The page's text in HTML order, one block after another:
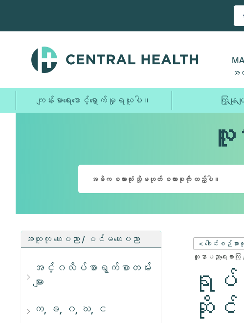
သို့
ပါ။
အ
ကျန်းမာရေးစောင့်ရှောက်မှုရယူပါ။ ကြှနျု
လူ
အထူးကု ဆေးပညာ / ပင်မဆေးပညာ
အင်္ဂလိပ်စာရွက်စာတမ်း
များ
က, ခ, ဂ, ဃ, င
< ခေါင်းစဉ်အားလုံ
လူနာပညာရေးစာ
ရုပ်
ဆိုင်